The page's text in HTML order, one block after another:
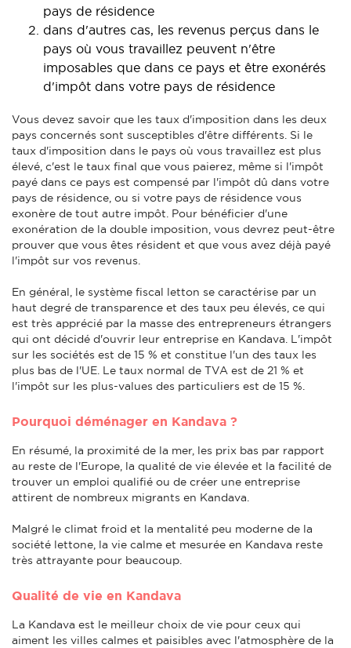
pays de résidence
dans d'autres cas, les revenus perçus dans le
pays où vous travaillez peuvent n'être
imposables que dans ce pays et être exonérés
d'impôt dans votre pays de résidence
Vous devez savoir que les taux d'imposition dans les deux
pays concernés sont susceptibles d'être différents. Si le
taux d'imposition dans le pays où vous travaillez est plus
élevé, c'est le taux final que vous paierez, même si l'impôt
payé dans ce pays est compensé par l'impôt dû dans votre
pays de résidence, ou si votre pays de résidence vous
exonère de tout autre impôt. Pour bénéficier d'une
exonération de la double imposition, vous devrez peut-être
prouver que vous êtes résident et que vous avez déjà payé
l'impôt sur vos revenus.
En général, le système fiscal letton se caractérise par un
haut degré de transparence et des taux peu élevés, ce qui
est très apprécié par la masse des entrepreneurs étrangers
qui ont décidé d'ouvrir leur entreprise en Kandava. L'impôt
sur les sociétés est de 15 % et constitue l'un des taux les
plus bas de l'UE. Le taux normal de TVA est de 21 % et
l'impôt sur les plus-values des particuliers est de 15 %.
Pourquoi déménager en Kandava ?
En résumé, la proximité de la mer, les prix bas par rapport
au reste de l'Europe, la qualité de vie élevée et la facilité de
trouver un emploi qualifié ou de créer une entreprise
attirent de nombreux migrants en Kandava.
Malgré le climat froid et la mentalité peu moderne de la
société lettone, la vie calme et mesurée en Kandava reste
très attrayante pour beaucoup.
Qualité de vie en Kandava
La Kandava est le meilleur choix de vie pour ceux qui
aiment les villes calmes et paisibles avec l'atmosphère de la